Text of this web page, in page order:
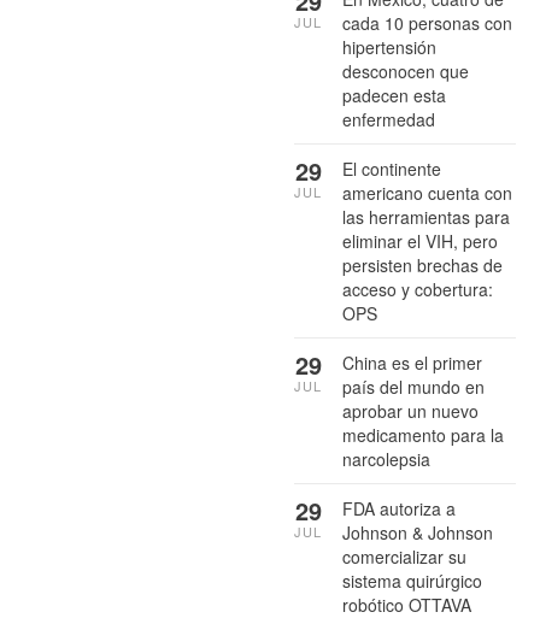
cada 10 personas con
hipertensión
desconocen que
padecen esta
enfermedad
JUL
El continente
americano cuenta con
las herramientas para
eliminar el VIH, pero
persisten brechas de
acceso y cobertura:
OPS
29
JUL
China es el primer
país del mundo en
aprobar un nuevo
medicamento para la
narcolepsia
29
JUL
FDA autoriza a
Johnson & Johnson
comercializar su
sistema quirúrgico
robótico OTTAVA
29
JUL